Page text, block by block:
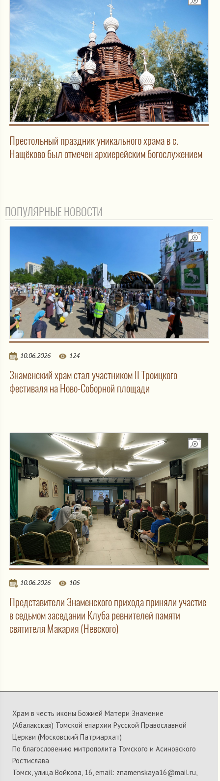
Престольный праздник уникального храма в с.
Нащёково был отмечен архиерейским богослужением
ПОПУЛЯРНЫЕ НОВОСТИ
10.06.2026 124
Знаменский храм стал участником II Троицкого
фестиваля на Ново-Соборной площади
10.06.2026 106
Представители Знаменского прихода приняли участие
в седьмом заседании Клуба ревнителей памяти
святителя Макария (Невского)
Храм в честь иконы Божией Матери Знамение
(Абалакская) Томской епархии Русской Православной
Церкви (Московский Патриархат)
По благословению митрополита Томского и Асиновского
Ростислава
Томск, улица Войкова, 16, email: znamenskaya16@mail.ru,